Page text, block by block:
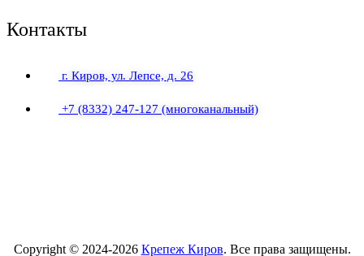
Контакты
г. Киров, ул. Лепсе, д. 26
+7 (8332) 247-127 (многоканальный)
Copyright © 2024-2026 Крепеж Киров. Все права защищены.